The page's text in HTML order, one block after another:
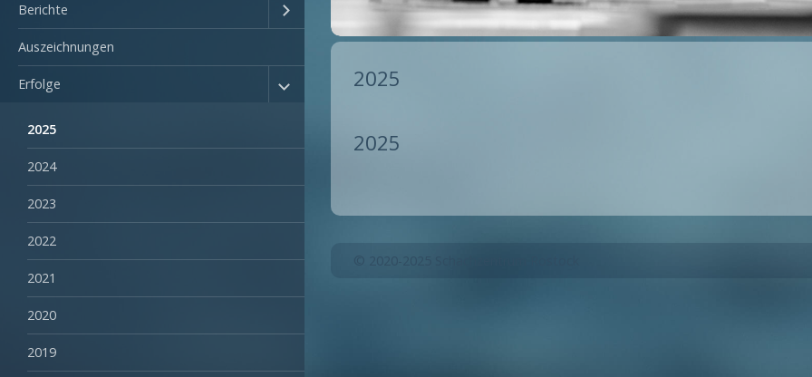
Berichte
Auszeichnungen
Erfolge
2025
2024
2023
2022
2021
2020
2019
2025
2025